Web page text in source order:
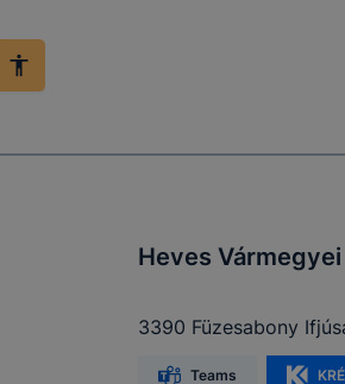
Heves
3390 Füzesabony
Teams